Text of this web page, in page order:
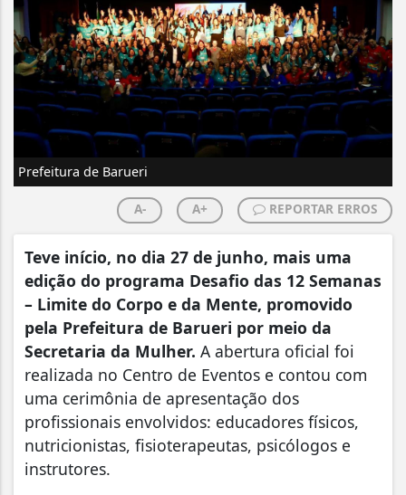
Prefeitura de Barueri
A- A+ REPORTAR ERROS
Teve início, no dia 27 de junho, mais uma
edição do programa Desafio das 12 Semanas
– Limite do Corpo e da Mente, promovido
pela Prefeitura de Barueri por meio da
Secretaria da Mulher. A abertura oficial foi
realizada no Centro de Eventos e contou com
uma cerimônia de apresentação dos
profissionais envolvidos: educadores físicos,
nutricionistas, fisioterapeutas, psicólogos e
instrutores.